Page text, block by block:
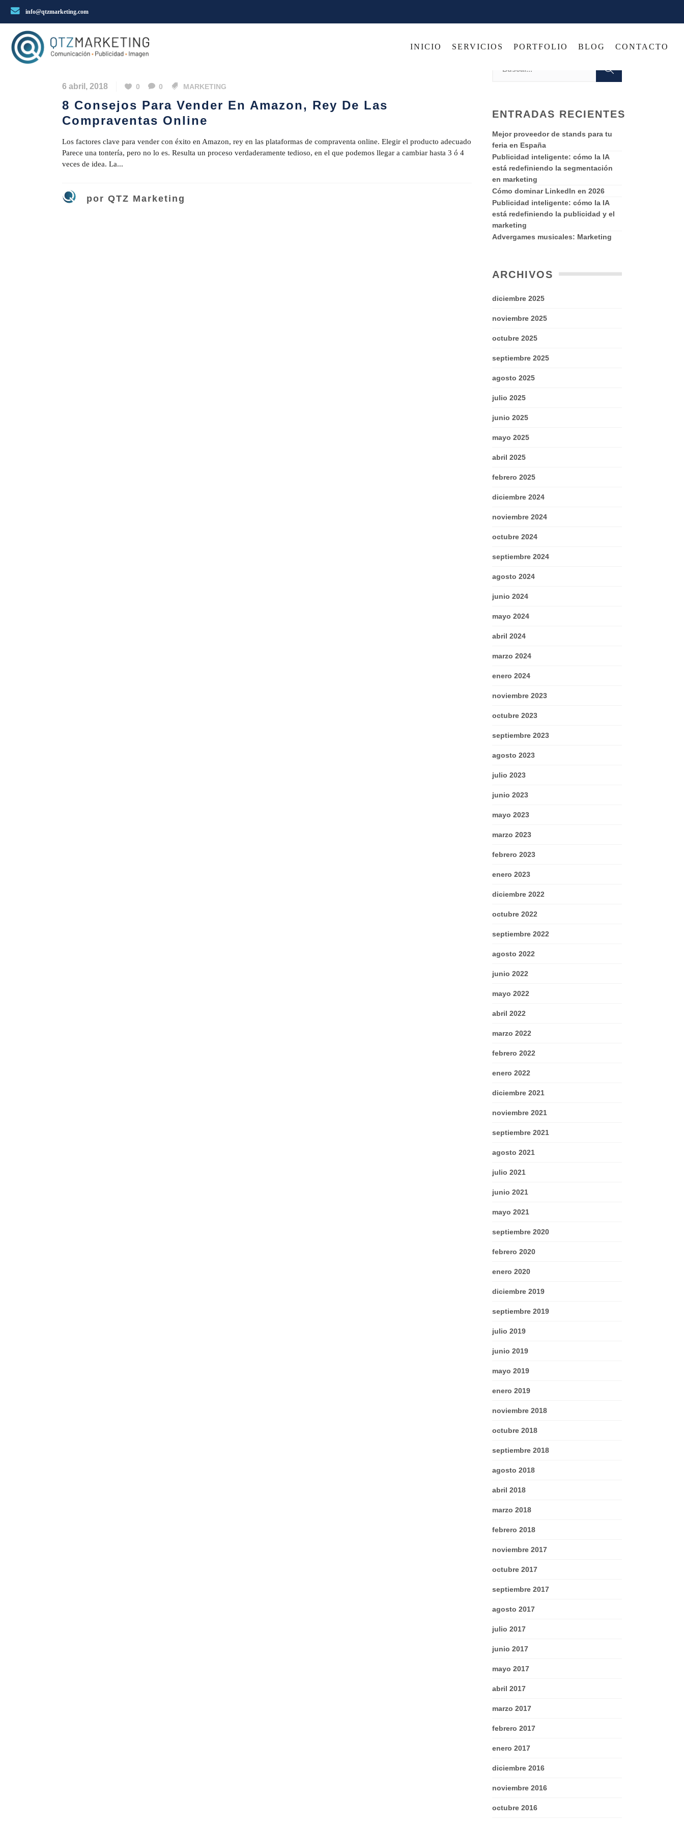
info@qtzmarketing.com
INICIO SERVICIOS PORTFOLIO BLOG CONTACTO
6 abril, 2018 0 0 MARKETING
8 Consejos Para Vender En Amazon, Rey De Las
Compraventas Online
Los factores clave para vender con éxito en Amazon, rey en las plataformas de compraventa online. Elegir el producto adecuado
Parece una tontería, pero no lo es. Resulta un proceso verdaderamente tedioso, en el que podemos llegar a cambiar hasta 3 ó 4
veces de idea. La...
por QTZ Marketing
ENTRADAS RECIENTES
Mejor proveedor de stands para tu
feria en España
Publicidad inteligente: cómo la IA
está redefiniendo la segmentación
en marketing
Cómo dominar LinkedIn en 2026
Publicidad inteligente: cómo la IA
está redefiniendo la publicidad y el
marketing
Advergames musicales: Marketing
ARCHIVOS
diciembre 2025
noviembre 2025
octubre 2025
septiembre 2025
agosto 2025
julio 2025
junio 2025
mayo 2025
abril 2025
febrero 2025
diciembre 2024
noviembre 2024
octubre 2024
septiembre 2024
agosto 2024
junio 2024
mayo 2024
abril 2024
marzo 2024
enero 2024
noviembre 2023
octubre 2023
septiembre 2023
agosto 2023
julio 2023
junio 2023
mayo 2023
marzo 2023
febrero 2023
enero 2023
diciembre 2022
octubre 2022
septiembre 2022
agosto 2022
junio 2022
mayo 2022
abril 2022
marzo 2022
febrero 2022
enero 2022
diciembre 2021
noviembre 2021
septiembre 2021
agosto 2021
julio 2021
junio 2021
mayo 2021
septiembre 2020
febrero 2020
enero 2020
diciembre 2019
septiembre 2019
julio 2019
junio 2019
mayo 2019
enero 2019
noviembre 2018
octubre 2018
septiembre 2018
agosto 2018
abril 2018
marzo 2018
febrero 2018
noviembre 2017
octubre 2017
septiembre 2017
agosto 2017
julio 2017
junio 2017
mayo 2017
abril 2017
marzo 2017
febrero 2017
enero 2017
diciembre 2016
noviembre 2016
octubre 2016